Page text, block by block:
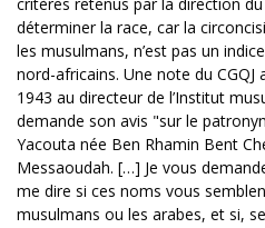
critères retenus par la direction
déterminer la race, car la
les musulmans, n’est pas un
nord-africains. Une note du CGQJ
1943 au directeur de l’Institut
demande son avis "sur le
Yacouta née Ben Rhamin Bent
Messaoudah. […] Je vous
me dire si ces noms vous
musulmans ou les arabes, et si,